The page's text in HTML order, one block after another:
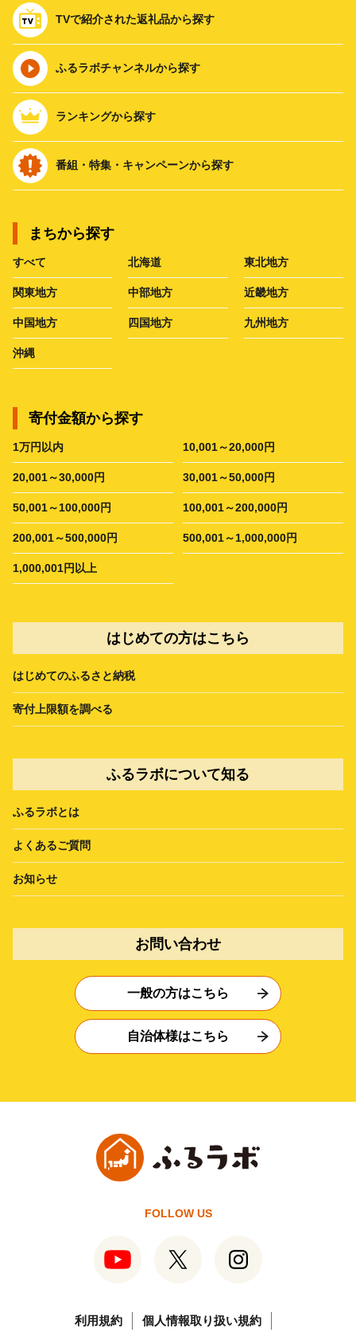
TVで紹介された返礼品から探す
ふるラボチャンネルから探す
ランキングから探す
番組・特集・キャンペーンから探す
まちから探す
すべて 北海道 東北地方
関東地方 中部地方 近畿地方
中国地方 四国地方 九州地方
沖縄
寄付金額から探す
1万円以内 10,001～20,000円
20,001～30,000円 30,001～50,000円
50,001～100,000円 100,001～200,000円
200,001～500,000円 500,001～1,000,000円
1,000,001円以上
はじめての方はこちら
はじめてのふるさと納税
寄付上限額を調べる
ふるラボについて知る
ふるラボとは
よくあるご質問
お知らせ
お問い合わせ
一般の方はこちら
自治体様はこちら
FOLLOW US
利用規約 個人情報取り扱い規約